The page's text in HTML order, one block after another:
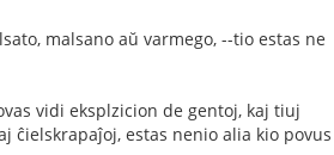
malsano aŭ varmego, --tio estas ne
vidi eksplzicion de gentoj, kaj tiuj
ĉielskrapaĵoj, estas nenio alia kio povus